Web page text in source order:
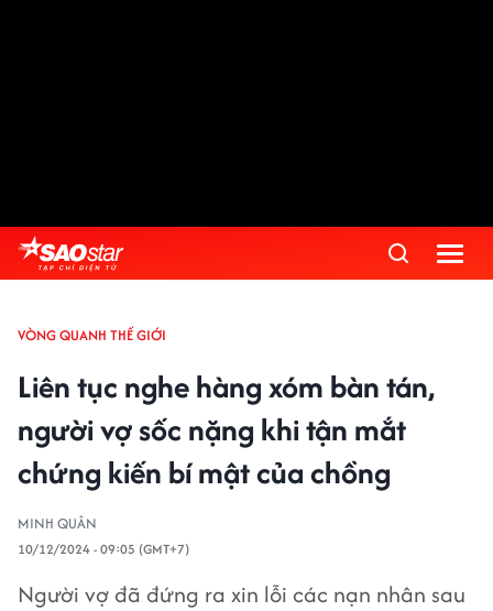
VÒNG QUANH THẾ GIỚI
Liên tục nghe hàng xóm bàn tán,
người vợ sốc nặng khi tận mắt
chứng kiến bí mật của chồng
MINH QUÂN
10/12/2024 - 09:05 (GMT+7)
Người vợ đã đứng ra xin lỗi các nạn nhân sau